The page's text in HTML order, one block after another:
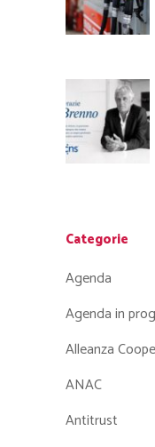
Categorie
Agenda
Agenda in
Alleanza
ANAC
Antitrust